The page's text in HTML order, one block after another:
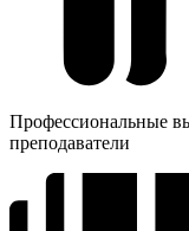
Профессиональные
преподаватели